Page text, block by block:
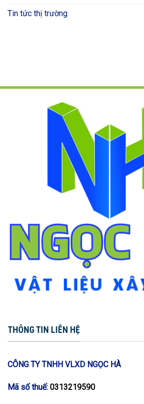
Tin tức thị trường
THÔNG TIN LIÊN HỆ
CÔNG TY TNHH VLXD NGỌC HÀ
Mã số thuế: 0313219590